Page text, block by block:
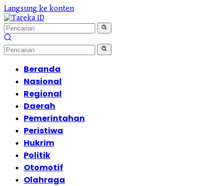
Langsung ke konten
Beranda
Nasional
Regional
Daerah
Pemerintahan
Peristiwa
Hukrim
Politik
Otomotif
Olahraga